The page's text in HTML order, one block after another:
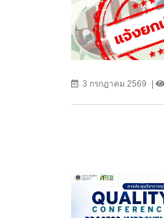
3 กรกฎาคม 2569